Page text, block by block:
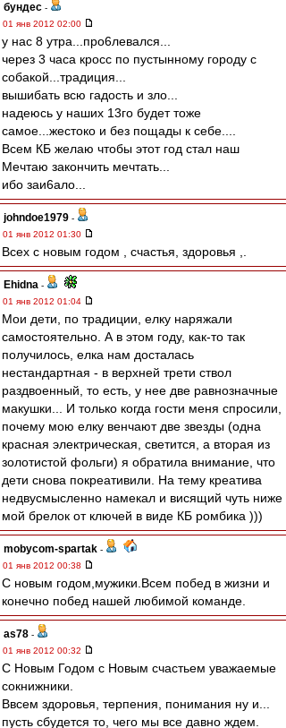
бундес -
01 янв 2012 02:00
у нас 8 утра...про6левался...
через 3 часа кросс по пустынному городу с
собакой...традиция...
вышибать всю гадость и зло...
надеюсь у наших 13го будет тоже
самое...жестоко и без пощады к себе....
Всем КБ желаю чтобы этот год стал наш
Мечтаю закончить мечтать...
ибо заи6ало...
johndoe1979 -
01 янв 2012 01:30
Всех с новым годом , счастья, здоровья ,.
Ehidna -
01 янв 2012 01:04
Мои дети, по традиции, елку наряжали
самостоятельно. А в этом году, как-то так
получилось, елка нам досталась
нестандартная - в верхней трети ствол
раздвоенный, то есть, у нее две равнозначные
макушки... И только когда гости меня спросили,
почему мою елку венчают две звезды (одна
красная электрическая, светится, а вторая из
золотистой фольги) я обратила внимание, что
дети снова покреативили. На тему креатива
недвусмысленно намекал и висящий чуть ниже
мой брелок от ключей в виде КБ ромбика )))
mobycom-spartak -
01 янв 2012 00:38
С новым годом,мужики.Всем побед в жизни и
конечно побед нашей любимой команде.
as78 -
01 янв 2012 00:32
С Новым Годом с Новым счастьем уважаемые
сокнижники.
Ввсем здоровья, терпения, понимания ну и...
пусть сбудется то, чего мы все давно ждем.